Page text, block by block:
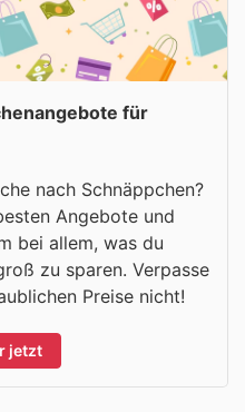
für
nach Schnäppchen?
Angebote und
bei allem, was du
zu sparen. Verpasse
Preise nicht!
jetzt